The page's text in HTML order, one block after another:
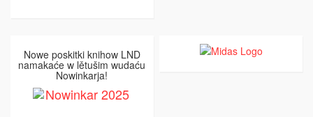
Nowe poskitki knihow LND
namakaće w lětušim wudaću
Nowinkarja!